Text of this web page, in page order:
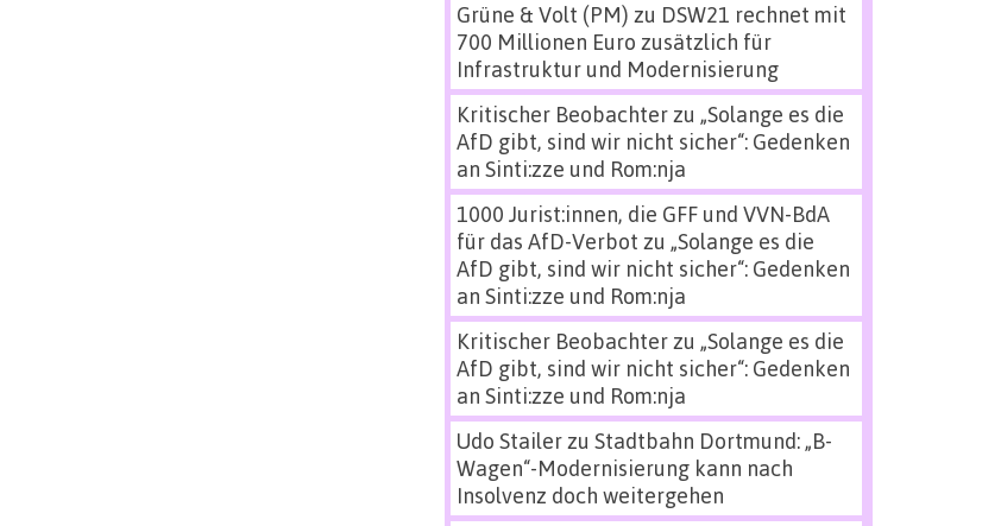
Grüne & Volt (PM) zu DSW21 rechnet mit
700 Millionen Euro zusätzlich für
Infrastruktur und Modernisierung
Kritischer Beobachterzu „Solange es die
AfD gibt, sind wir nicht sicher“: Gedenken
an Sinti:zze und Rom:nja
1000 Jurist:innen, die GFF und VVN-BdA
für das AfD-Verbot zu „Solange es die
AfD gibt, sind wir nicht sicher“: Gedenken
an Sinti:zze und Rom:nja
Kritischer Beobachterzu „Solange es die
AfD gibt, sind wir nicht sicher“: Gedenken
an Sinti:zze und Rom:nja
Udo Stailerzu Stadtbahn Dortmund: „B-
Wagen“-Modernisierung kann nach
Insolvenz doch weitergehen